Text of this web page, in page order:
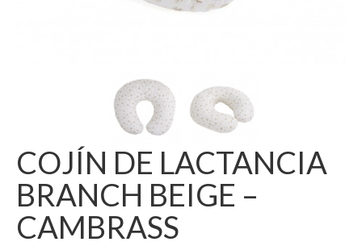
COJÍN DE LACTANCIA
BRANCH BEIGE –
CAMBRASS